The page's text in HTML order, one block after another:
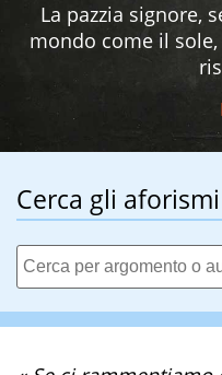
La pazzia signore,
mondo come il
Cerca gli